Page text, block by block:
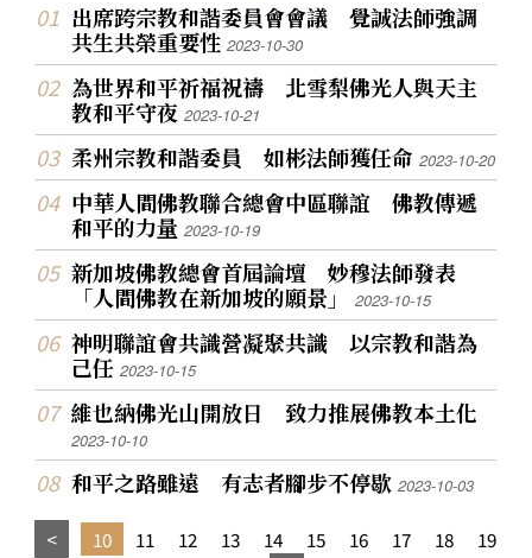
出席跨宗教和諧委員會會議 覺誠法師強調
共生共榮重要性2023-10-30
為世界和平祈福祝禱 北雪梨佛光人與天主
教和平守夜2023-10-21
柔州宗教和諧委員 如彬法師獲任命2023-10-20
中華人間佛教聯合總會中區聯誼 佛教傳遞
和平的力量2023-10-19
新加坡佛教總會首屆論壇 妙穆法師發表
「人間佛教在新加坡的願景」2023-10-15
神明聯誼會共識營凝聚共識 以宗教和諧為
己任2023-10-15
維也納佛光山開放日 致力推展佛教本土化
2023-10-10
和平之路雖遠 有志者腳步不停歇2023-10-03
10 11 12 13 14 15 16 17 18
19